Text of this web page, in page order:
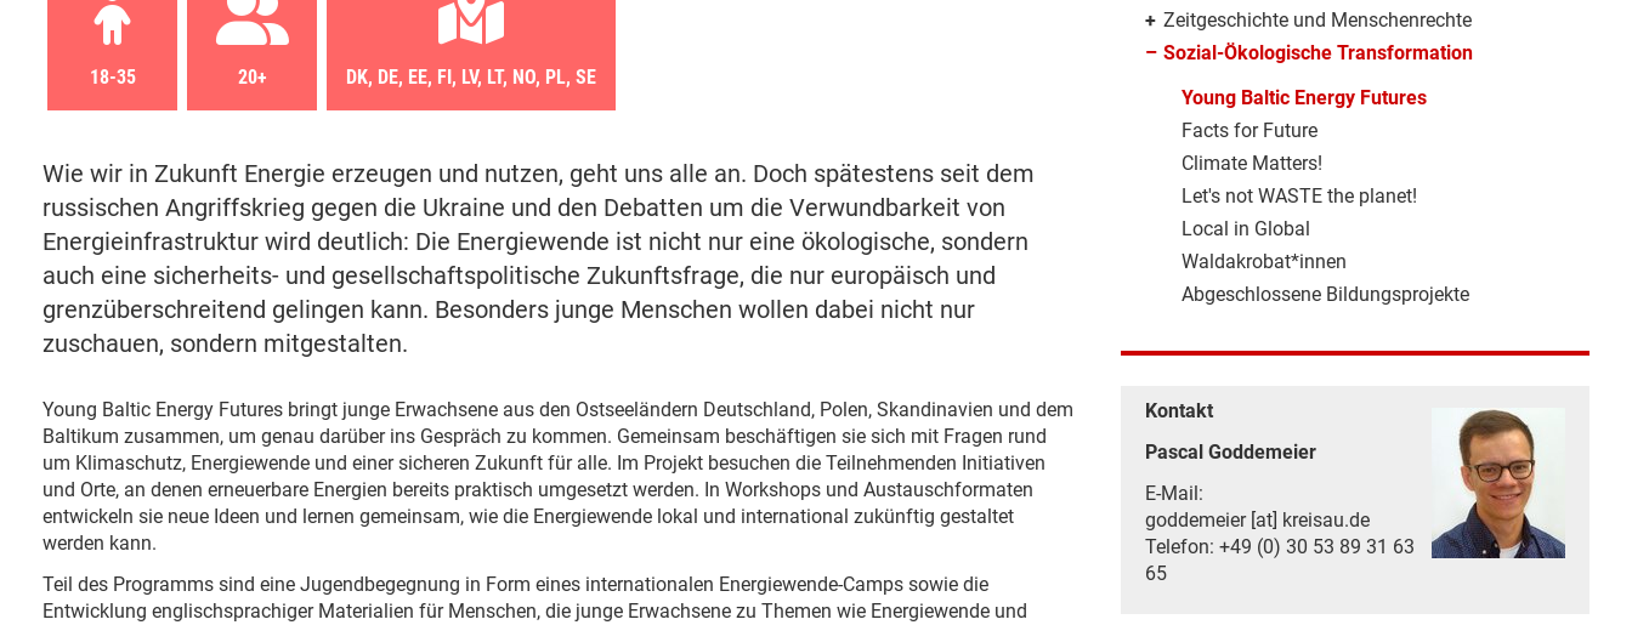
18-35 20+ DK, DE, EE, FI, LV, LT, NO, PL, SE
Wie wir in Zukunft Energie erzeugen und nutzen, geht uns alle an. Doch spätestens seit dem
russischen Angriffskrieg gegen die Ukraine und den Debatten um die Verwundbarkeit von
Energieinfrastruktur wird deutlich: Die Energiewende ist nicht nur eine ökologische, sondern
auch eine sicherheits- und gesellschaftspolitische Zukunftsfrage, die nur europäisch und
grenzüberschreitend gelingen kann. Besonders junge Menschen wollen dabei nicht nur
zuschauen, sondern mitgestalten.
Young Baltic Energy Futures bringt junge Erwachsene aus den Ostseeländern Deutschland, Polen, Skandinavien und dem
Baltikum zusammen, um genau darüber ins Gespräch zu kommen. Gemeinsam beschäftigen sie sich mit Fragen rund
um Klimaschutz, Energiewende und einer sicheren Zukunft für alle. Im Projekt besuchen die Teilnehmenden Initiativen
und Orte, an denen erneuerbare Energien bereits praktisch umgesetzt werden. In Workshops und Austauschformaten
entwickeln sie neue Ideen und lernen gemeinsam, wie die Energiewende lokal und international zukünftig gestaltet
werden kann.
Teil des Programms sind eine Jugendbegegnung in Form eines internationalen Energiewende-Camps sowie die
Entwicklung englischsprachiger Materialien für Menschen, die junge Erwachsene zu Themen wie Energiewende und
+ Zeitgeschichte und Menschenrechte
– Sozial-Ökologische Transformation
Young Baltic Energy Futures
Facts for Future
Climate Matters!
Let's not WASTE the planet!
Local in Global
Waldakrobat*innen
Abgeschlossene Bildungsprojekte
Kontakt
Pascal Goddemeier
E-Mail:
goddemeier [at] kreisau.de
Telefon: +49 (0) 30 53 89 31 63
65